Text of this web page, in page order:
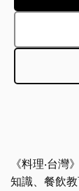
《料理‧台
知識、餐飲